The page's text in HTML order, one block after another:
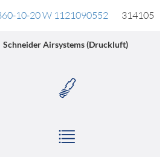
10-20 W 1121090552 314105
Schneider Airsystems (Druckluft)